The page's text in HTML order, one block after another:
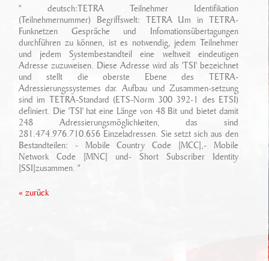
Ansprechpartner
Stellenangebote
Referenzen
Geschichte
Standort/ Anfahrt
Sonderfahrzeugbau
Leistungen
Eigenentwicklungen
Zubehör
Technikarchiv
Wichtige Links
" deutsch:TETRA Teilnehmer Identifikation
(Teilnehmernummer) Begriffswelt: TETRA Um in TETRA-
Funknetzen Gespräche und Infomationsübertagungen
durchführen zu können, ist es notwendig, jedem Teilnehmer
und jedem Systembestandteil eine weltweit eindeutigen
Adresse zuzuweisen. Diese Adresse wird als 'TSI' bezeichnet
und stellt die oberste Ebene des TETRA-
Adressierungssystemes dar. Aufbau und Zusammen-setzung
sind im TETRA-Standard (ETS-Norm 300 392-1 des ETSI)
definiert. Die 'TSI' hat eine Länge von 48 Bit und bietet damit
248 Adressierungsmöglichkeiten, das sind
281.474.976.710.656 Einzeladressen. Sie setzt sich aus den
Bestandteilen: - Mobile Country Code [MCC],- Mobile
Network Code [MNC] und- Short Subscriber Identity
[SSI]zusammen. "
« zurück